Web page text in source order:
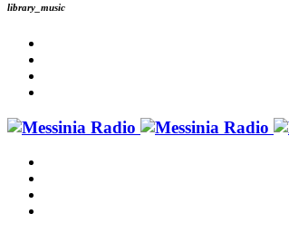
library_music